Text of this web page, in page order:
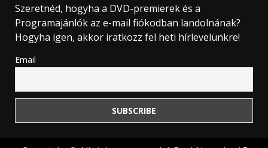
Szeretnéd, hogyha a DVD-premierek és a
Programajánlók az e-mail fiókodban landolnának?
Hogyha igen, akkor iratkozz fel heti hírlevelünkre!
Email